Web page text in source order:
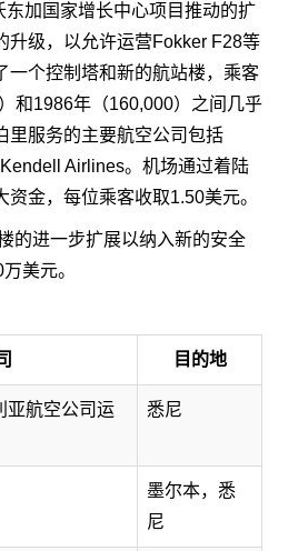
加国家增长中心项目推动的扩
升级，以允许运营Fokker F28等
一个控制塔和新的航站楼，乘客
和1986年（160,000）之间几乎
里服务的主要航空公司包括
Airlines。机场通过着陆
金，每位乘客收取1.50美元。
的进一步扩展以纳入新的安全
美元。
目的地
亚航空公司运
悉尼
墨尔本，悉
尼